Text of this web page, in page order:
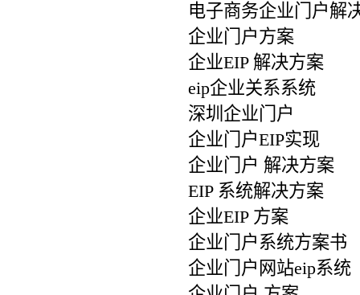
电子商务企业门户解
企业门户方案
企业EIP 解决方案
eip企业关系系统
深圳企业门户
企业门户EIP实现
企业门户 解决方案
EIP 系统解决方案
企业EIP 方案
企业门户系统方案书
企业门户网站eip系统